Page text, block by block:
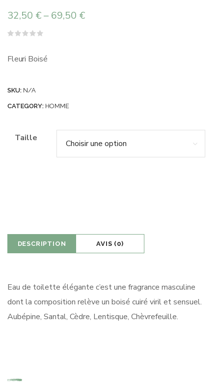
32,50 €– 69,50 €
5
Fleuri Boisé
SKU: N/A
CATEGORY: HOMME
Taille
DESCRIPTION AVIS (0)
Eau de toilette élégante c’est une fragrance masculine
dont la composition relève un boisé cuiré viril et sensuel.
Aubépine, Santal, Cèdre, Lentisque, Chèvrefeuille.